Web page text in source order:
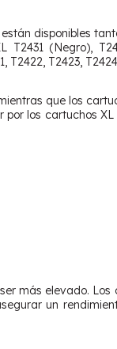
disponibles
T2431 (Negro),
T2423,
que los
los cartuchos
más elevado.
un